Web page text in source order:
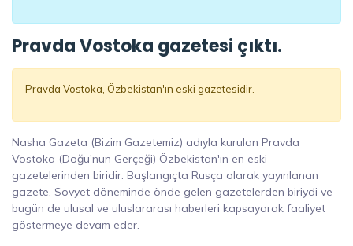
Pravda Vostoka gazetesi çıktı.
Pravda Vostoka, Özbekistan'ın eski gazetesidir.
Nasha Gazeta (Bizim Gazetemiz) adıyla kurulan Pravda
Vostoka (Doğu'nun Gerçeği) Özbekistan'ın en eski
gazetelerinden biridir. Başlangıçta Rusça olarak yayınlanan
gazete, Sovyet döneminde önde gelen gazetelerden biriydi ve
bugün de ulusal ve uluslararası haberleri kapsayarak faaliyet
göstermeye devam eder.